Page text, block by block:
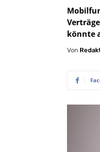
könnte
Von